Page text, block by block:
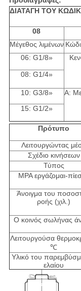
ΔΙΑΤΑΓΗ ΤΟΥ
08
Μέγεθος λιμένων
06: G1/8»
08: G1/4»
10: G3/8» Α:
15: G1/2»
Πρότυπο
Λειτουργώντας
Σχέδιο κινήσεων
Τύπος
MPA εργάζομαι-
Άνοιγμα του
ροής (χιλ.)
Ο κοινός σωλήνας
Λειτουργούσα
℃
Υλικό του
ελαίου